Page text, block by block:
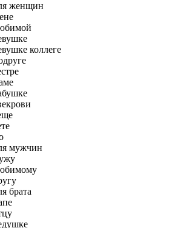
женщин
коллеге
мужчин
брата